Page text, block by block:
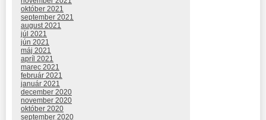
október 2021
september 2021
august 2021
júl 2021
jún 2021
máj 2021
apríl 2021
marec 2021
február 2021
január 2021
december 2020
november 2020
október 2020
september 2020